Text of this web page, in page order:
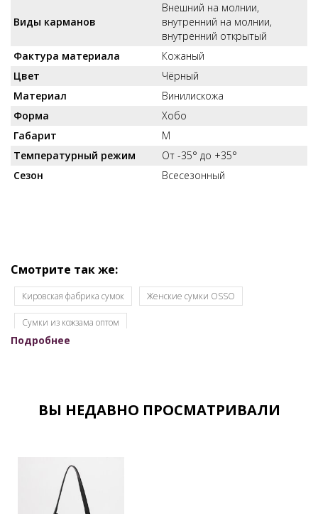
Виды карманов
Внешний на молнии,
внутренний на молнии,
внутренний открытый
Фактура материала
Кожаный
Цвет
Чёрный
Материал
Винилискожа
Форма
Хобо
Габарит
M
Температурный режим
От -35° до +35°
Сезон
Всесезонный
Смотрите так же:
Кировская фабрика сумок Женские сумки OSSO
Cумки из кожзама оптом
Женские сумки кировского производства
Женские сумки оптом с документами
Женские сумки от производителя
Подробнее
ВЫ НЕДАВНО ПРОСМАТРИВАЛИ